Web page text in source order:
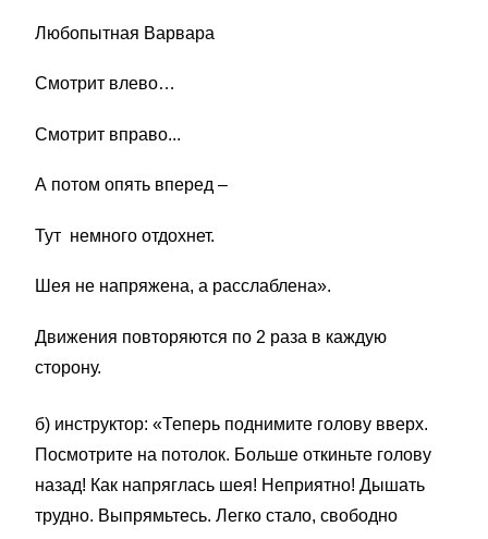
Любопытная Варвара
Смотрит влево…
Смотрит вправо...
А потом опять вперед –
Тут немного отдохнет.
Шея не напряжена, а расслаблена».
Движения повторяются по 2 раза в каждую
сторону.
б) инструктор: «Теперь поднимите голову вверх.
Посмотрите на потолок. Больше откиньте голову
назад! Как напряглась шея! Неприятно! Дышать
трудно. Выпрямьтесь. Легко стало, свободно